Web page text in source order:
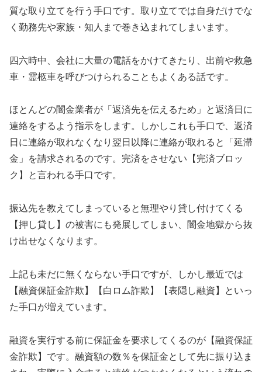
質な取り立てを行う手口です。取り立てでは自身だけでな
く勤務先や家族・知人まで巻き込まれてしまいます。
四六時中、会社に大量の電話をかけてきたり、出前や救急
車・霊柩車を呼びつけられることもよくある話です。
ほとんどの闇金業者が「返済先を伝えるため」と返済日に
連絡をするよう指示をします。しかしこれも手口で、返済
日に連絡が取れなくなり翌日以降に連絡が取れると「延滞
金」を請求されるのです。完済をさせない【完済ブロッ
ク】と言われる手口です。
振込先を教えてしまっていると無理やり貸し付けてくる
【押し貸し】の被害にも発展してしまい、闇金地獄から抜
け出せなくなります。
上記も未だに無くならない手口ですが、しかし最近では
【融資保証金詐欺】【白ロム詐欺】【表隠し融資】といっ
た手口が増えています。
融資を実行する前に保証金を要求してくるのが【融資保証
金詐欺】です。融資額の数％を保証金として先に振り込ま